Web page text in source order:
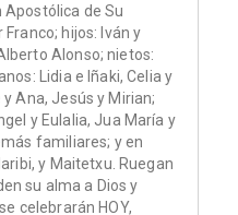
de Su
hijos: Iván y
Alonso; nietos:
Lidia e Iñaki, Celia y
Ana, Jesús y Mirian;
y Eulalia, Jua María y
familiares; y en
y Maitetxu. Ruegan
su alma a Dios y
celebrarán HOY,